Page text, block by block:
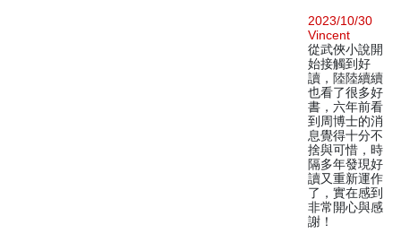
2023/10/30
Vincent
從武俠小說開
始接觸到好
讀，陸陸續續
也看了很多好
書，六年前看
到周博士的消
息覺得十分不
捨與可惜，時
隔多年發現好
讀又重新運作
了，實在感到
非常開心與感
謝！